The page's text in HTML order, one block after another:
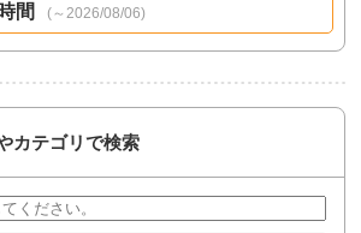
間 (～2026/08/06)
カテゴリで検索